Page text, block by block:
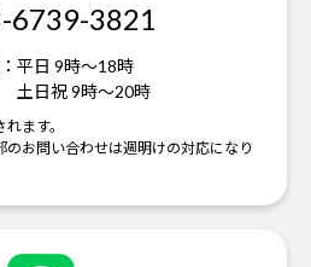
6739-3821
平日 9時～18時
土日祝 9時～20時
ます。
お問い合わせは週明けの対応になり